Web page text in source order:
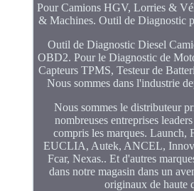
Pour Camions HGV, Lorries &
& Machines. Outil de Diagnostic
Outil de Diagnostic Diesel
OBD2. Pour le Diagnostic de
Capteurs TPMS, Testeur de
Nous sommes dans l'industrie
Nous sommes le distributeur
nombreuses entreprises
compris les marques. Launch,
EUCLIA, Autek, ANCEL,
Fcar, Nexas.. Et d'autres
dans notre magasin dans un
originaux de haute